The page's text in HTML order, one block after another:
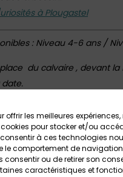
offrir les meilleures
pour stocker et/ou
à ces technologies
le comportement de navigation
consentir ou de retirer son
caractéristiques et
à Plougastel
: Niveau 4-6 ans /
du calvaire , devant
date.
– Gratuit pour les
règlement sur place)
Retrouvez ICI toutes